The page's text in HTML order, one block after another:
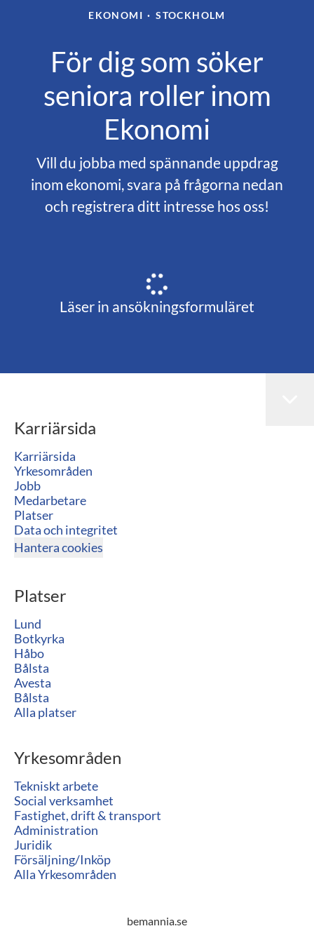
EKONOMI · STOCKHOLM
För dig som söker
seniora roller inom
Ekonomi
Vill du jobba med spännande uppdrag
inom ekonomi, svara på frågorna nedan
och registrera ditt intresse hos oss!
Läser in ansökningsformuläret
Karriärsida
Karriärsida
Yrkesområden
Jobb
Medarbetare
Platser
Data och integritet
Hantera cookies
Platser
Lund
Botkyrka
Håbo
Bålsta
Avesta
Bålsta
Alla platser
Yrkesområden
Tekniskt arbete
Social verksamhet
Fastighet, drift & transport
Administration
Juridik
Försäljning/Inköp
Alla Yrkesområden
bemannia.se